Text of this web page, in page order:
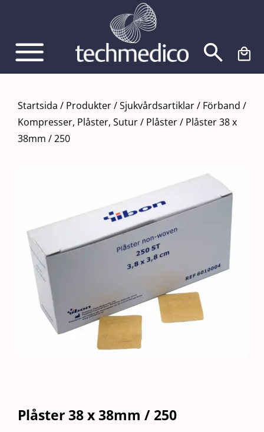
innehållet
Startsida / Produkter/Sjukvårdsartiklar/ Förband /
Kompresser, Plåster, Sutur/ Plåster/ Plåster 38 x
38mm / 250
Plåster 38 x 38mm / 250